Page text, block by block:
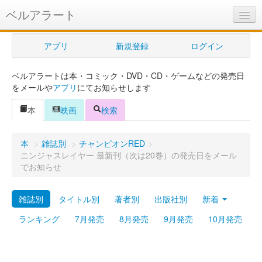
ベルアラート
ベルアラートとは
ヘルプ
新規登録
ログイン
購入管理
プレミアム
アプリ 新規登録 ログイン
ベルアラートは本・コミック・DVD・CD・ゲームなどの発売日
をメールやアプリ にてお知らせします
本
映画 検索
本 > 雑誌別 > チャンピオンRED >
ニンジャスレイヤー 最新刊（次は20巻）の発売日をメール
でお知らせ
雑誌別 タイトル別 著者別 出版社別
新着
ランキング
7月発売 8月発売 9月発売 10月発売